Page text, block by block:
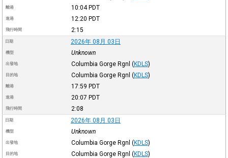
離港 10:04PDT
進港 12:20 PDT
飛行時間 2:15
日期 2026年 08月 03日
機型 Unknown
出發地 Columbia Gorge Rgnl (KDLS)
目的地 Columbia Gorge Rgnl (KDLS)
離港 17:59 PDT
進港 20:07 PDT
飛行時間 2:08
日期 2026年 08月 03日
機型 Unknown
出發地 Columbia Gorge Rgnl (KDLS)
目的地 Columbia Gorge Rgnl (KDLS)